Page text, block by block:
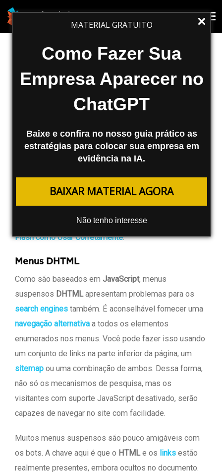
MATERIAL GRATUITO
Como Fazer Sua
Empresa Aparecer no
ChatGPT
Baixe e confira no nosso guia prático as
estratégias para colocar sua empresa em
evidência na IA.
BAIXAR MATERIAL AGORA
Não tenho interesse
SEO
Usar Corretamente – Final
Olá, Hoje continuo com o post sobre SEO
com JavaScript e Flash como Usar
baseados em JavaScript, menus suspensos
DHTML...
Agência Mestre
Olá,
Hoje continuo com o post sobreSEO com JavaScript e
Flash como Usar Corretamente.
Menus DHTML
Como são baseados em JavaScript, menus
suspensos DHTMLapresentam problemas para os
search engines também. É aconselhável fornecer uma
navegação alternativa a todos os elementos
enumerados nos menus. Você pode fazer isso usando
um conjunto de links na parte inferior da página, um
sitemap ou uma combinação de ambos. Dessa forma,
não só os mecanismos de pesquisa, mas os
visitantes com suporte JavaScript desativado, serão
capazes de navegar no site com facilidade.
Muitos menus suspensos são pouco amigáveis com
os bots. A chave aqui é que o HTMLe os links estão
realmente presentes, embora ocultos no documento.